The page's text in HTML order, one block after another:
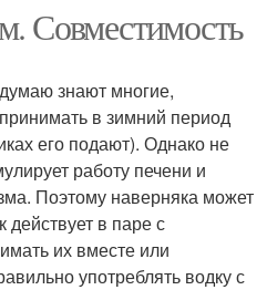
Совместимость
знают многие,
в зимний период
его подают). Однако не
работу печени и
Поэтому наверняка может
действует в паре с
их вместе или
употреблять водку с